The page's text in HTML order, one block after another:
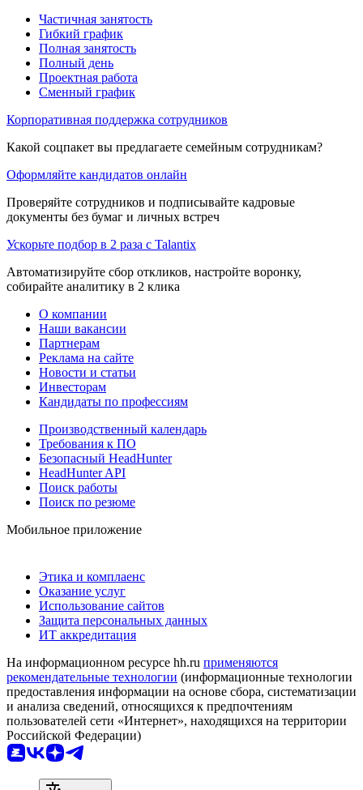
Частичная занятость
Гибкий график
Полная занятость
Полный день
Проектная работа
Сменный график
Корпоративная поддержка сотрудников
Какой соцпакет вы предлагаете семейным сотрудникам?
Оформляйте кандидатов онлайн
Проверяйте сотрудников и подписывайте кадровые
документы без бумаг и личных встреч
Ускорьте подбор в 2 раза с Talantix
Автоматизируйте сбор откликов, настройте воронку,
собирайте аналитику в 2 клика
О компании
Наши вакансии
Партнерам
Реклама на сайте
Новости и статьи
Инвесторам
Кандидаты по профессиям
Производственный календарь
Требования к ПО
Безопасный HeadHunter
HeadHunter API
Поиск работы
Поиск по резюме
Мобильное приложение
Этика и комплаенс
Оказание услуг
Использование сайтов
Защита персональных данных
ИТ аккредитация
На информационном ресурсе hh.ru применяются
рекомендательные технологии (информационные технологии
предоставления информации на основе сбора, систематизации
и анализа сведений, относящихся к предпочтениям
пользователей сети «Интернет», находящихся на территории
Российской Федерации)